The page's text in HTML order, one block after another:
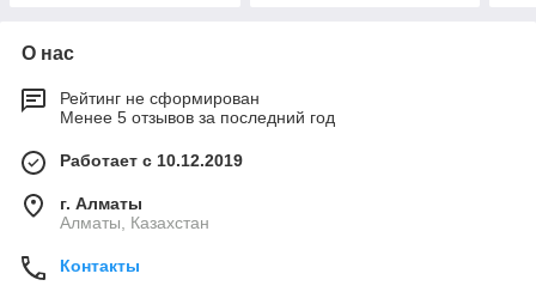
О нас
Рейтинг не сформирован
Менее 5 отзывов за последний год
Работает с 10.12.2019
г. Алматы
Алматы, Казахстан
Контакты